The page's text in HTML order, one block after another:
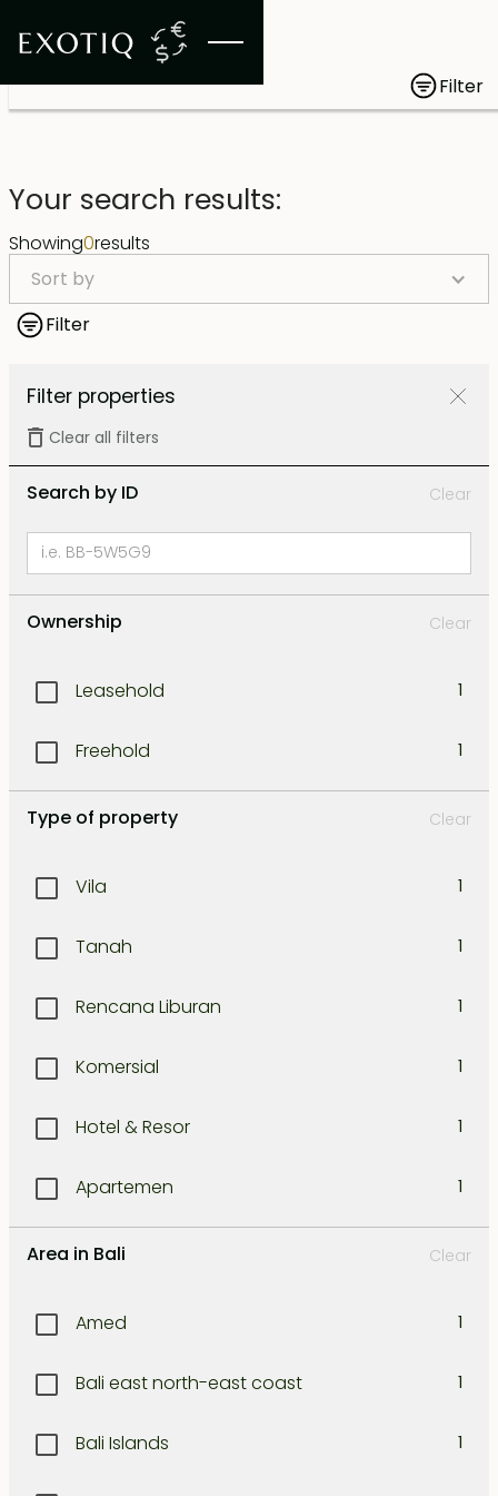
Filter
Your search results:
Showing0results
Sort by
Filter
Filter properties
Clear all filters
Search by ID Clear
Ownership Clear
Leasehold 1
Freehold 1
Type of property Clear
Vila 1
Tanah 1
Rencana Liburan 1
Komersial 1
Hotel & Resor 1
Apartemen 1
Area in Bali Clear
Amed 1
Bali east north-east coast 1
Bali Islands 1